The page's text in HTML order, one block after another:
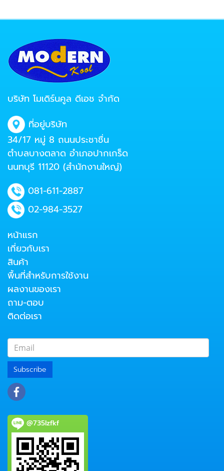
บริษัท โมเดิร์นคูล ดีเอช จำกัด
ที่อยู่บริษัท
34/17 หมู่ 8 ถนนประชาชื่น
ตำบลบางตลาด อำเภอปากเกร็ด
นนทบุรี 11120 (สำนักงานใหญ่)
081-611-2887
02-984-3527
หน้าแรก
เกี่ยวกับเรา
สินค้า
พื้นที่สำหรับการใช้งาน
ผลงานของเรา
ถาม-ตอบ
ติดต่อเรา
Subscribe
@735lzfkf